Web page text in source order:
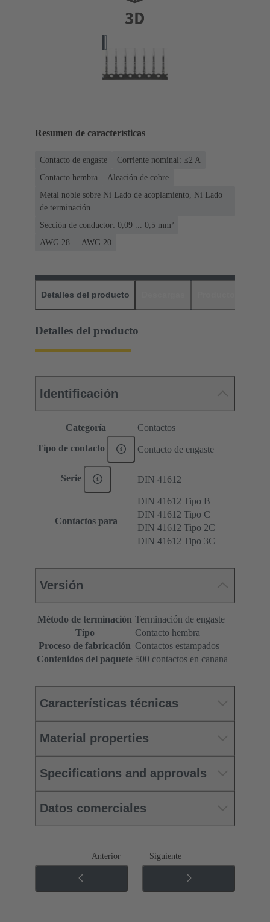
Resumen de características
Contacto de engaste
Corriente nominal: ≤2 A
Contacto hembra
Aleación de cobre
Metal noble sobre Ni Lado de acoplamiento, Ni Lado
de terminación
Sección de conductor: 0,09 ... 0,5 mm²
AWG 28 ... AWG 20
Detalles del producto
Detalles del producto
Identificación
Categoría Contactos
Tipo de contacto Contacto de engaste
Serie DIN 41612
Contactos para
DIN 41612 Tipo B
DIN 41612 Tipo C
DIN 41612 Tipo 2C
DIN 41612 Tipo 3C
Versión
Método de terminación Terminación de engaste
Tipo
Contacto hembra
Proceso de fabricación Contactos estampados
Contenidos del paquete 500 contactos en canana
Características técnicas
Material properties
Specifications and approvals
Datos comerciales
Anterior Siguiente